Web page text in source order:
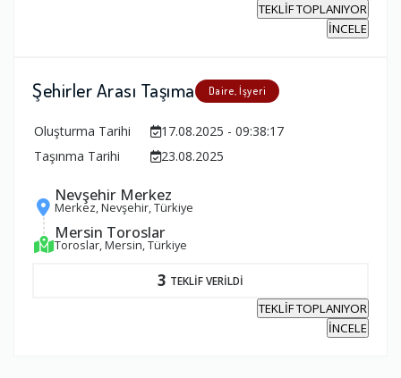
TEKLİF TOPLANIYOR
İNCELE
Şehirler Arası Taşıma Daire, İşyeri
Oluşturma Tarihi
17.08.2025 - 09:38:17
Taşınma Tarihi
23.08.2025
Nevşehir Merkez
Merkez, Nevşehir, Türkiye
Mersin Toroslar
Toroslar, Mersin, Türkiye
3 TEKLİF VERİLDİ
TEKLİF TOPLANIYOR
İNCELE